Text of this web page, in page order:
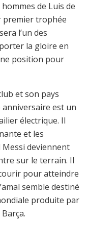
de Luis de
premier trophée
l’un des
la gloire en
position pour
et son pays
anniversaire est un
électrique. Il
et les
deviennent
sur le terrain. Il
pour atteindre
semble destiné
produite par